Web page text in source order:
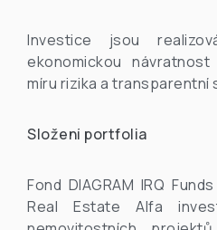
Investice jsou
ekonomickou
míru rizika a transparentní
Složení portfolia
Fond DIAGRAM IRQ
Real Estate Alfa